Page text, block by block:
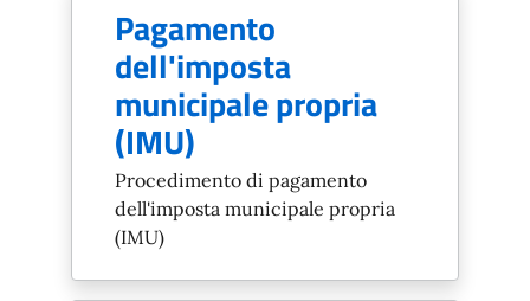
Pagamento
dell'imposta
municipale propria
(IMU)
Procedimento di pagamento
dell'imposta municipale propria
(IMU)